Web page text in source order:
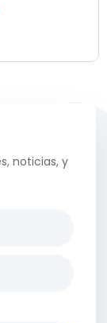
noticias, y